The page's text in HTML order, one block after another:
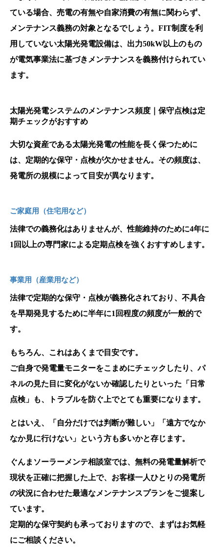
ている場合、売電の有無や自家消費の有無に関わらず、
メンテナンス義務の対象となるでしょう。FIT制度を利
用していない太陽光発電設備は、出力50kW以上のもの
が電気事業法に基づきメンテナンスを義務付けられてい
ます。
太陽光発電システムのメンテナンス頻度｜保守点検は定
期チェックがおすすめ
大切な資産である太陽光発電の性能を長く保つために
は、定期的な保守・点検が欠かせません。その頻度は、
発電所の規模によって目安が異なります。
ご家庭用（住宅用など）
法律での義務化はありませんが、性能維持のために4年に
1回以上の専門家による定期点検を強くおすすめします。
事業用（産業用など）
法律で定期的な保守・点検が義務化されており、不具合
を早期発見するために半年に1回程度の頻度が一般的で
す。
もちろん、これはあくまで目安です。
ご自身で発電量モニターをこまめにチェックしたり、パ
ネルの見た目に変化がないか確認したりといった「日常
点検」も、トラブルを防ぐ上でとても重要になります。
とはいえ、「自分だけでは判断が難しい」「遠方でなか
なか見に行けない」という方も多いかと存じます。
ぐんまソーラーメンテ相談室では、無料の発電量解析で
現状を正確に把握した上で、お客様一人ひとりの発電所
の状況に合わせた最適なメンテナンスプランをご提案し
ています。
定期的な保守契約も承っておりますので、まずはお気軽
にご相談ください。